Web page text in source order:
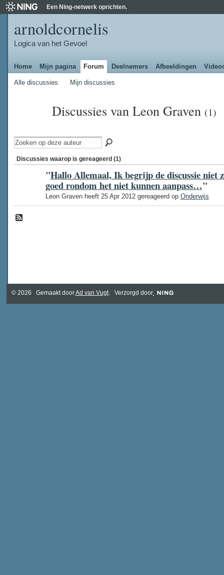
Een Ning-netwerk oprichten.
arnoldcornelis
Logica van het Gevoel
Home Mijn pagina Forum Deelnemers Afbeeldingen
Alle discussies Mijn discussies
Discussies van Leon Graven (1)
Discussies waarop is gereageerd (1)
"Hallo Allemaal, Ik begrijp de discussie niet
goed rondom het niet kunnen aanpass…"
Leon Graven heeft 25 Apr 2012 gereageerd op Onderwijs
© 2026 Gemaakt doorAd van Vugt. Verzorgd door